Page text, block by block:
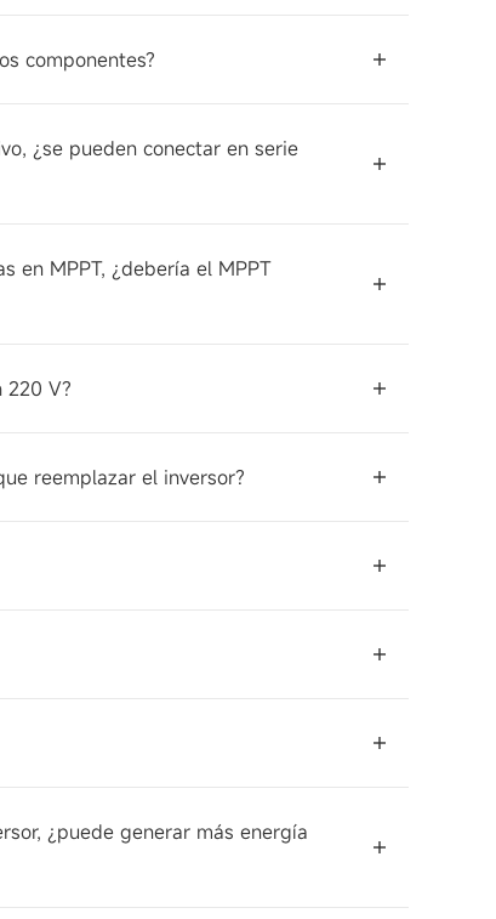
componentes?
¿se pueden conectar en serie
en MPPT, ¿debería el MPPT
V?
reemplazar el inversor?
¿puede generar más energía